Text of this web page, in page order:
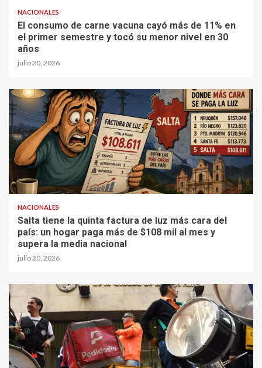
NACIONALES
El consumo de carne vacuna cayó más de 11% en
el primer semestre y tocó su menor nivel en 30
años
julio 20, 2026
NACIONALES
Salta tiene la quinta factura de luz más cara del
país: un hogar paga más de $108 mil al mes y
supera la media nacional
julio 20, 2026